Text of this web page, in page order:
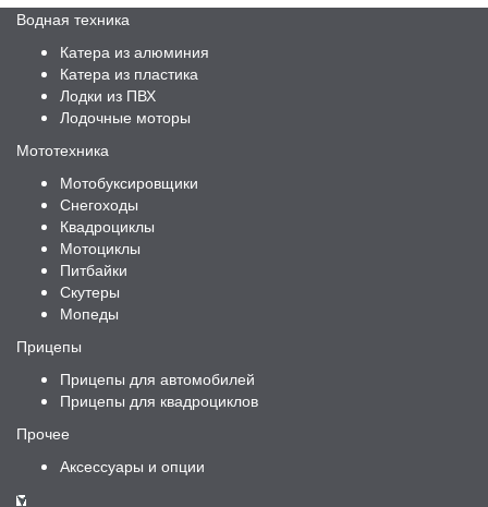
Водная техника
Катера из алюминия
Катера из пластика
Лодки из ПВХ
Лодочные моторы
Мототехника
Мотобуксировщики
Снегоходы
Квадроциклы
Мотоциклы
Питбайки
Скутеры
Мопеды
Прицепы
Прицепы для автомобилей
Прицепы для квадроциклов
Прочее
Аксессуары и опции